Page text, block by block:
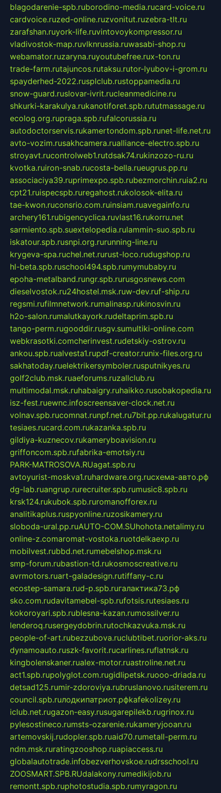
blagodarenie-spb.ruborodino-media.rucard-voice.ru
cardvoice.ruzed-online.ruzvonitut.ruzebra-tlt.ru
zarafshan.ruyork-life.ruvintovoykompressor.ru
vladivostok-map.ruvlknrussia.ruwasabi-shop.ru
webamator.ruzaryna.ruyoutubefree.rux-ton.ru
trade-farm.rutajuncos.rutaksu.rutor-lyubov-i-grom.ru
spayderhed-2022.rusplclub.rustoppamedia.ru
snow-guard.ruslovar-ivrit.rucleanmedicine.ru
shkurki-karakulya.rukanotiforet.spb.rututmassage.ru
ecolog.org.rupraga.spb.rufalcorussia.ru
autodoctorservis.rukamertondom.spb.runet-life.net.ru
avto-vozim.rusakhcamera.rualliance-electro.spb.ru
stroyavt.rucontrolweb1.rutdsak74.rukinzozo-ru.ru
kvotka.ruiron-snab.rucosta-bella.rueugrus.pp.ru
associaciya39.ruprimexpo.spb.rubezmorchin.ruia2.ru
cpt21.ruispecspb.ruregahost.rukolosok-elita.ru
tae-kwon.ruconsrio.com.ruinsiam.ruavegainfo.ru
archery161.rubigencyclica.ruvlast16.rukorru.net
sarmiento.spb.suextelopedia.rulammin-suo.spb.ru
iskatour.spb.rusnpi.org.rurunning-line.ru
krygeva-spa.ruchel.net.rurust-loco.rudugshop.ru
hl-beta.spb.ruschool494.spb.rumymubaby.ru
epoha-metalband.rungr.spb.rurusgosnews.com
dieselvostok.ru24hostel.msk.ruw-dev.ruf-ship.ru
regsmi.rufilmnetwork.rumalinasp.rukinosvin.ru
h2o-salon.rumalutkayork.rudeltaprim.spb.ru
tango-perm.rugooddir.rusgv.sumultiki-online.com
webkrasotki.comcherinvest.rudetskiy-ostrov.ru
ankou.spb.rualvesta1.rupdf-creator.runix-files.org.ru
sakhatoday.ruelektrikersymboler.rusputnikyes.ru
golf2club.msk.ruaeforums.ruzallclub.ru
multimodal.msk.ruhabaigry.ruhaikko.rusobakopedia.ru
isz-fest.ruewnc.infoscreensaver-clock.net.ru
volnav.spb.rucomnat.runpf.net.ru7bit.pp.rukalugatur.ru
tesiaes.rucard.com.rukazanka.spb.ru
gildiya-kuznecov.rukameryboavision.ru
griffoncom.spb.rufabrika-emotsiy.ru
PARK-MATROSOVA.RUagat.spb.ru
avtoyurist-moskva1.ruhardware.org.ruсхема-авто.рф
dg-lab.ruangrup.rurecruiter.spb.rumusic8.spb.ru
krsk124.rukubok.spb.ruromanofforex.ru
analitikaplus.ruspyonline.ruzosikamery.ru
sloboda-ural.pp.ruAUTO-COM.SUhohota.netalimy.ru
online-z.comaromat-vostoka.ruotdelkaexp.ru
mobilvest.rubbd.net.rumebelshop.msk.ru
smp-forum.rubastion-td.rukosmoscreative.ru
avrmotors.ruart-galadesign.rutiffany-c.ru
ecostep-samara.rud-p.spb.ruгалактика73.рф
sko.com.rudavitamebel-spb.rufotsis.rutesiaes.ru
kokoroyari.spb.rublesna-kazan.rumossilver.ru
lenderoq.rusergeydobrin.rutochkazvuka.msk.ru
people-of-art.rubezzubova.ruclubtibet.ruorior-aks.ru
dynamoauto.ruszk-favorit.rucarlines.ruflatnsk.ru
kingbolenskaner.rualex-motor.ruastroline.net.ru
act1.spb.rupolyglot.com.rugidlipetsk.ruooo-driada.ru
detsad125.rumir-zdoroviya.rubruslanovo.rusiterem.ru
council.spb.ruлодкипатриот.рфkafekolizey.ru
iclub.net.rugazon-easy.rusugarepilekb.rugrinox.ru
pylesostineco.rumsts-ozarenie.rukameryjooan.ru
artemovskij.rudopler.spb.ruaid70.rumetall-perm.ru
ndm.msk.ruratingzooshop.ruapiaccess.ru
globalautotrade.infobezverhovskoe.rudrsschool.ru
ZOOSMART.SPB.RUdalakony.rumedikijob.ru
remontt.spb.ruphotostudia.spb.rumyragon.ru